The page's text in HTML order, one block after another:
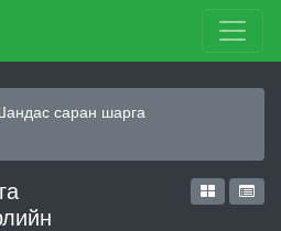
саран шарга